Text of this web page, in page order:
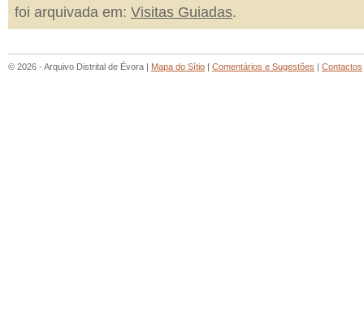
foi arquivada em: Visitas Guiadas.
© 2026 - Arquivo Distrital de Évora | Mapa do Sítio | Comentários e Sugestões | Contactos